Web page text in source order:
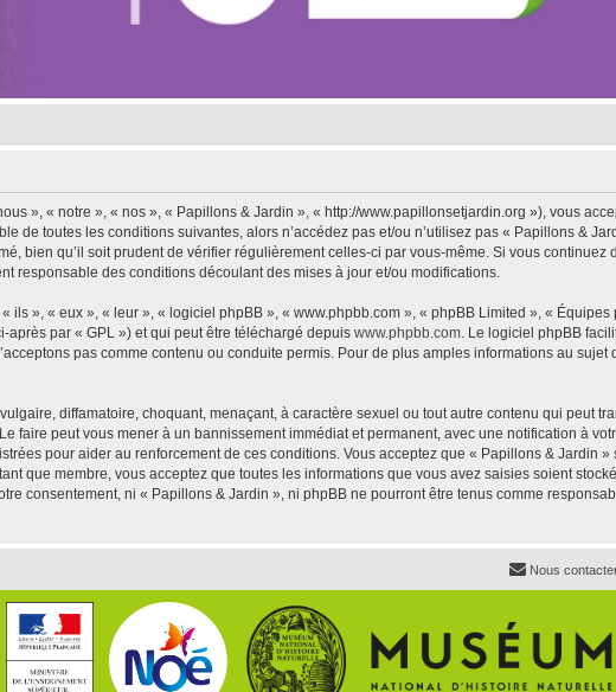
», « notre », « nos », « Papillons & Jardin », « http://www.papillonsetjardin.org »), vous
de toutes les conditions suivantes, alors n’accédez pas et/ou n’utilisez pas « Papillons &
bien qu’il soit prudent de vérifier régulièrement celles-ci par vous-même. Si vous continuez
responsable des conditions découlant des mises à jour et/ou modifications.
ils », « eux », « leur », « logiciel phpBB », « www.phpbb.com », « phpBB Limited », «
après par « GPL ») et qui peut être téléchargé depuis www.phpbb.com. Le logiciel phpBB
pas comme contenu ou conduite permis. Pour de plus amples informations au sujet
diffamatoire, choquant, menaçant, à caractère sexuel ou tout autre contenu qui peut
faire peut vous mener à un bannissement immédiat et permanent, avec une notification à
pour aider au renforcement de ces conditions. Vous acceptez que « Papillons & Jardin
que membre, vous acceptez que toutes les informations que vous avez saisies soient
consentement, ni « Papillons & Jardin », ni phpBB ne pourront être tenus comme
Nous